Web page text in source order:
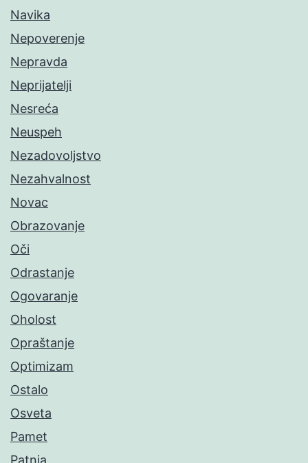
Navika
Nepoverenje
Nepravda
Neprijatelji
Nesreća
Neuspeh
Nezadovoljstvo
Nezahvalnost
Novac
Obrazovanje
Oči
Odrastanje
Ogovaranje
Oholost
Opraštanje
Optimizam
Ostalo
Osveta
Pamet